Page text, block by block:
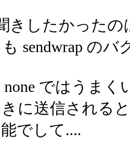
きしたかった
sendwrap の
none ではうまく
に送信される
でして....